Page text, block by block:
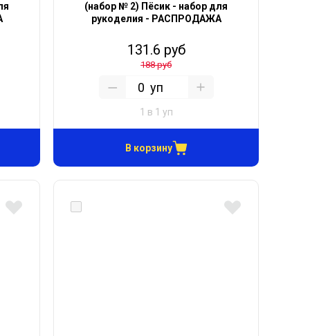
(набор № 2) Пёсик - набор для
рукоделия - РАСПРОДАЖА
131.6 руб
188 руб
уп
1 в 1 уп
В корзину